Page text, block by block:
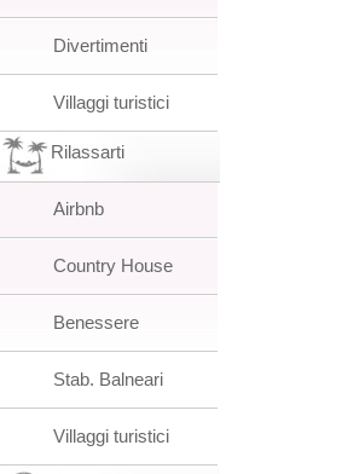
Divertimenti
Villaggi turistici
Rilassarti
Airbnb
Country House
Benessere
Stab. Balneari
Villaggi turistici